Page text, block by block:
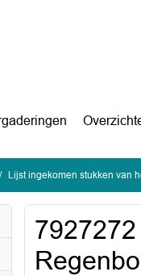
Lijst ingekomen stukken van